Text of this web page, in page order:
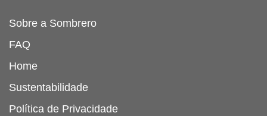
Sobre a Sombrero
FAQ
Home
Sustentabilidade
Política de Privacidade